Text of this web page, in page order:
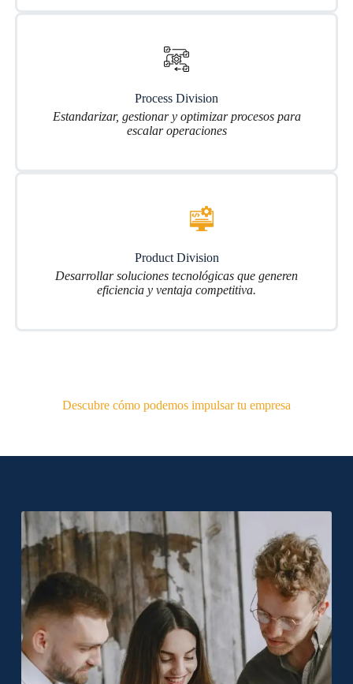
Process Division
Estandarizar, gestionar y optimizar procesos para
escalar operaciones
Product Division
Desarrollar soluciones tecnológicas que generen
eficiencia y ventaja competitiva.
Descubre cómo podemos impulsar tu empresa